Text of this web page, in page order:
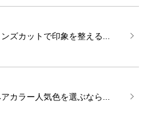
ズカットで印象を整える...
カラー人気色を選ぶなら...